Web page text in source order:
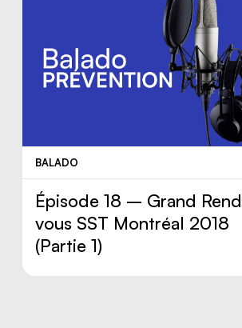
BALADO
Épisode 18 – Grand
vous SST Montréal 2018
(Partie 1)